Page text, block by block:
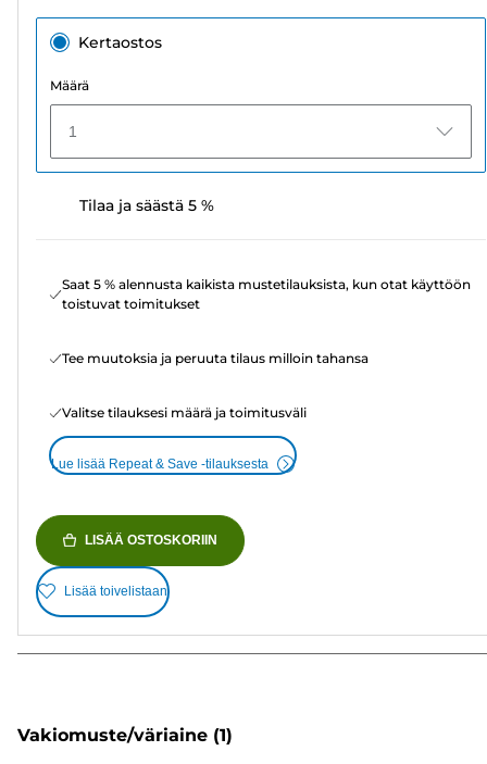
Kertaostos
Määrä
1
Tilaa ja säästä 5 %
Saat 5 % alennusta kaikista mustetilauksista, kun otat käyttöön
toistuvat toimitukset
Tee muutoksia ja peruuta tilaus milloin tahansa
Valitse tilauksesi määrä ja toimitusväli
Lue lisää Repeat & Save -tilauksesta
LISÄÄ OSTOSKORIIN
Lisää toivelistaan
Vakiomuste/väriaine (1)